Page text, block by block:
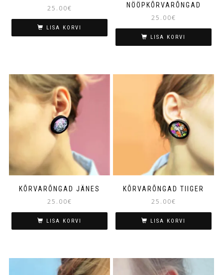
25.00€
LISA KORVI
NÖÖPKÕRVARÕNGAD
25.00€
LISA KORVI
KÕRVARÕNGAD JÄNES
25.00€
LISA KORVI
KÕRVARÕNGAD TIIGER
25.00€
LISA KORVI